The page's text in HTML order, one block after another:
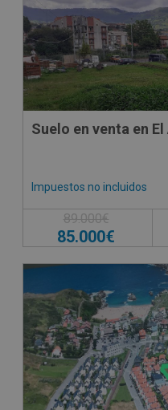
Suelo en venta en
Impuestos no incluidos
89.000€
85.000€